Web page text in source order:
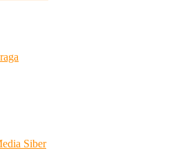
Siber